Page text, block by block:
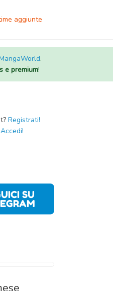
aggiunte
.
e premium!
Registrati!
Accedi!